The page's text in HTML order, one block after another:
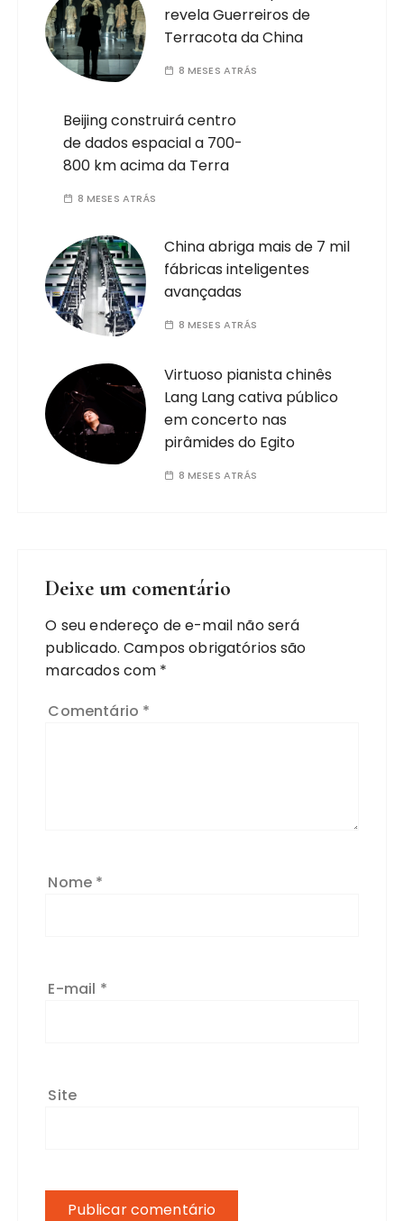
revela Guerreiros de
Terracota da China
8 MESES ATRÁS
Beijing construirá centro
de dados espacial a 700-
800 km acima da Terra
8 MESES ATRÁS
China abriga mais de 7 mil
fábricas inteligentes
avançadas
8 MESES ATRÁS
Virtuoso pianista chinês
Lang Lang cativa público
em concerto nas
pirâmides do Egito
8 MESES ATRÁS
Deixe um comentário
O seu endereço de e-mail não será
publicado. Campos obrigatórios são
marcados com *
Comentário *
Nome *
E-mail *
Site